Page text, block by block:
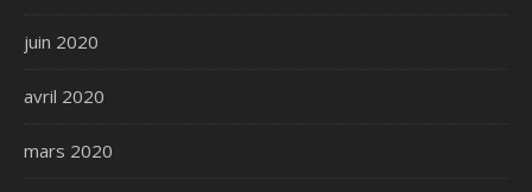
juin 2020
avril 2020
mars 2020